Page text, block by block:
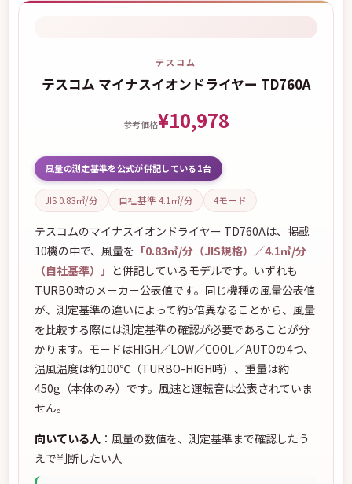
テスコム
テスコム マイナスイオンドライヤー TD760A
参考価格¥10,978
風量の測定基準を公式が併記している1台
JIS 0.83㎥/分 自社基準 4.1㎥/分 4モード
テスコムのマイナスイオンドライヤー TD760Aは、掲載
10機の中で、風量を 「0.83㎥/分（JIS規格）／4.1㎥/分
（自社基準）」 と併記しているモデルです。いずれも
TURBO時のメーカー公表値です。同じ機種の風量公表値
が、測定基準の違いによって約5倍異なることから、風量
を比較する際には測定基準の確認が必要であることが分
かります。モードはHIGH／LOW／COOL／AUTOの4つ、
温風温度は約100℃（TURBO-HIGH時）、重量は約
450g（本体のみ）です。風速と運転音は公表されていま
せん。
向いている人 ：風量の数値を、測定基準まで確認したう
えで判断したい人